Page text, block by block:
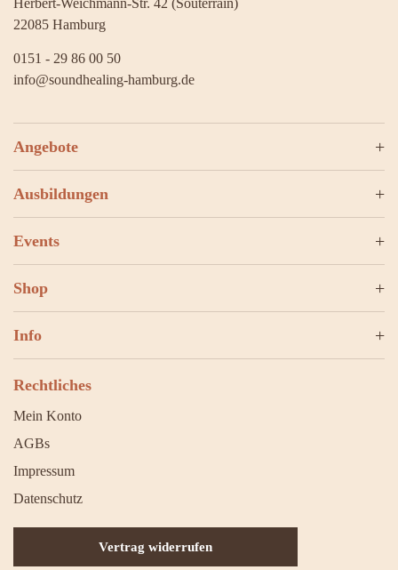
Herbert-Weichmann-Str. 42 (Souterrain)
22085 Hamburg
0151 - 29 86 00 50
info@soundhealing-hamburg.de
Angebote
Ausbildungen
Events
Shop
Info
Rechtliches
Mein Konto
AGBs
Impressum
Datenschutz
Vertrag widerrufen